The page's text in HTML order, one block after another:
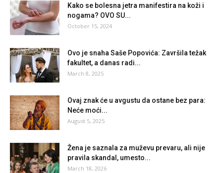
Kako se bolesna jetra manifestira na koži i
nogama? OVO SU...
October 15, 2024
Ovo je snaha Saše Popovića: Završila težak
fakultet, a danas radi...
March 8, 2025
Ovaj znak će u avgustu da ostane bez para:
Neće moći...
August 5, 2025
Žena je saznala za muževu prevaru, ali nije
pravila skandal, umesto...
March 18, 2026